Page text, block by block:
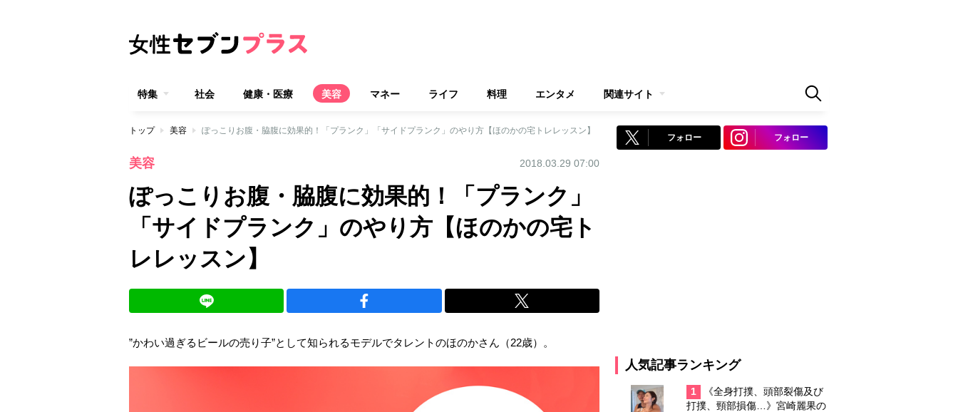
特集 社会 健康・医療 美容 マネー ライフ 料理 エンタメ 関連サイト
トップ 美容 ぽっこりお腹・脇腹に効果的！「プランク」「サイドプランク」のやり方【ほのかの宅トレレッスン】
美容 2018.03.29 07:00
ぽっこりお腹・脇腹に効果的！「プランク」
「サイドプランク」のやり方【ほのかの宅ト
レレッスン】
”かわい過ぎるビールの売り子”として知られるモデルでタレントのほのかさん（22歳）。
フォロー フォロー
人気記事ランキング
1
《全身打撲、頭部裂傷及び
打撲、頸部損傷…》宮崎麗果の